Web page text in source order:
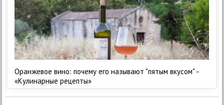
Оранжевое вино: почему его называют "пятым вкусом" -
«Кулинарные рецепты»